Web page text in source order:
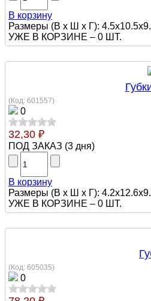
В корзину
Размеры (В х Ш х Г):
УЖЕ В КОРЗИНЕ – 0 ШТ.
(Код: 601557)
0
32,30 ₽
ПОД ЗАКАЗ (3 дня)
В корзину
Размеры (В х Ш х Г):
УЖЕ В КОРЗИНЕ – 0 ШТ.
(Код: 605035)
0